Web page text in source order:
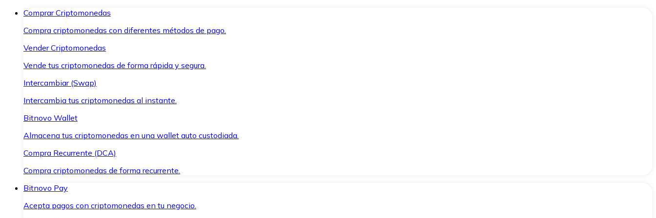
Comprar Criptomonedas
Compra criptomonedas con diferentes métodos de pago.
Vender Criptomonedas
Vende tus criptomonedas de forma rápida y segura.
Intercambiar (Swap)
Intercambia tus criptomonedas al instante.
Bitnovo Wallet
Almacena tus criptomonedas en una wallet auto custodiada.
Compra Recurrente (DCA)
Compra criptomonedas de forma recurrente.
Bitnovo Pay
Acepta pagos con criptomonedas en tu negocio.